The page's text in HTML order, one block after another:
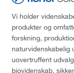
Vi holder
produkter og
forskning,
naturvidenskabelig
uovertruffent
biovidenskab,